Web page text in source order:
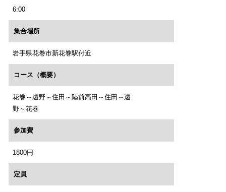
6:00
集合場所
岩手県花巻市新花巻駅付近
コース（概要）
花巻～遠野～住田～陸前高田～住田～遠
野～花巻
参加費
1800円
定員